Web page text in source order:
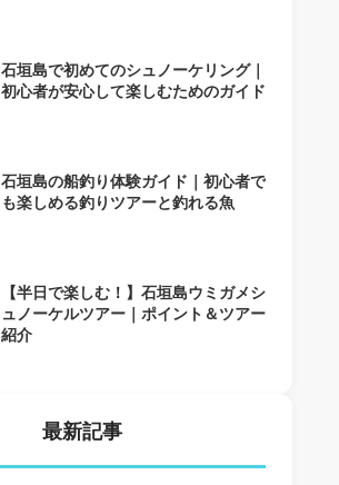
石垣島で初めてのシュノーケリング｜
初心者が安心して楽しむためのガイド
石垣島の船釣り体験ガイド｜初心者で
も楽しめる釣りツアーと釣れる魚
【半日で楽しむ！】石垣島ウミガメシ
ュノーケルツアー｜ポイント＆ツアー
紹介
最新記事